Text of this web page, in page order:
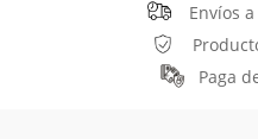
Envíos
Paga